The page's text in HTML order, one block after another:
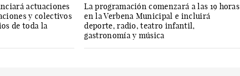
actuaciones
y colectivos
de toda la
La programación comenzará a las 19 horas
en la Verbena Municipal e incluirá
deporte, radio, teatro infantil,
gastronomía y música